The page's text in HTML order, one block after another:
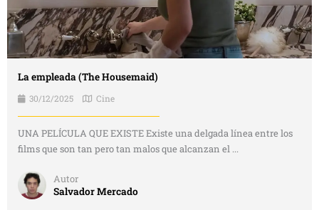
La empleada (The Housemaid)
30/12/2025 Cine
UNA PELÍCULA QUE EXISTE Existe una delgada línea entre los
films que son tan pero tan malos que alcanzan el ...
Autor
Salvador Mercado